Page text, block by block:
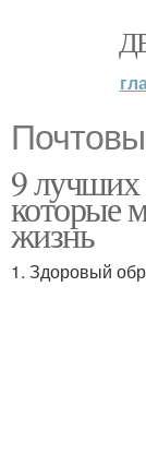
9
которые
жизнь
1. Здоровый